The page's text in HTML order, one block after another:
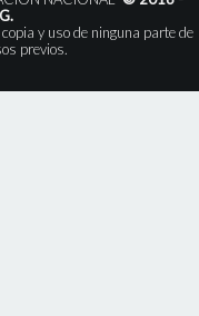
y uso de ninguna parte de
previos.